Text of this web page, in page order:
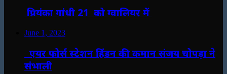
प्रियंका गांधी 21 को ग्वालियर में
June 1, 2023
एयर फोर्स स्टेशन हिंडन की कमान संजय चोपड़ा ने
संभाली